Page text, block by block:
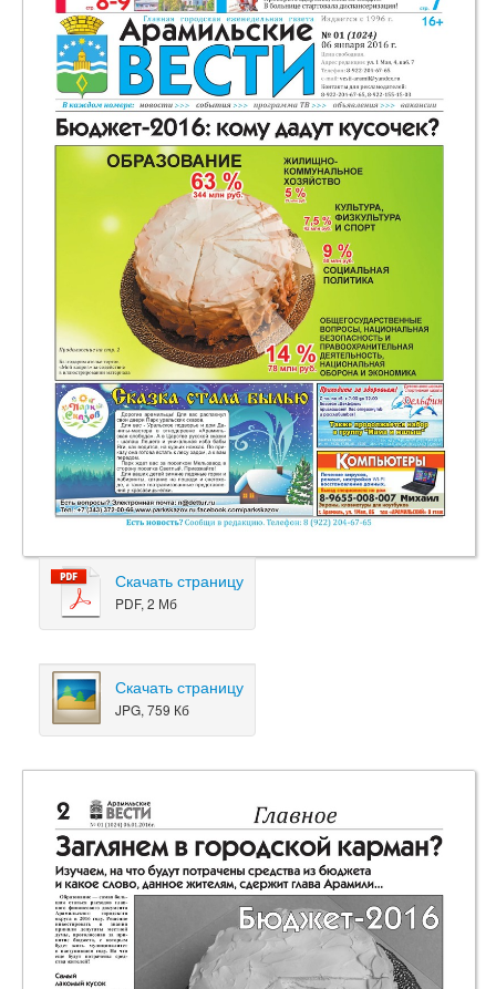
Скачать страницу
PDF, 2 Мб
Скачать страницу
JPG, 759 Кб